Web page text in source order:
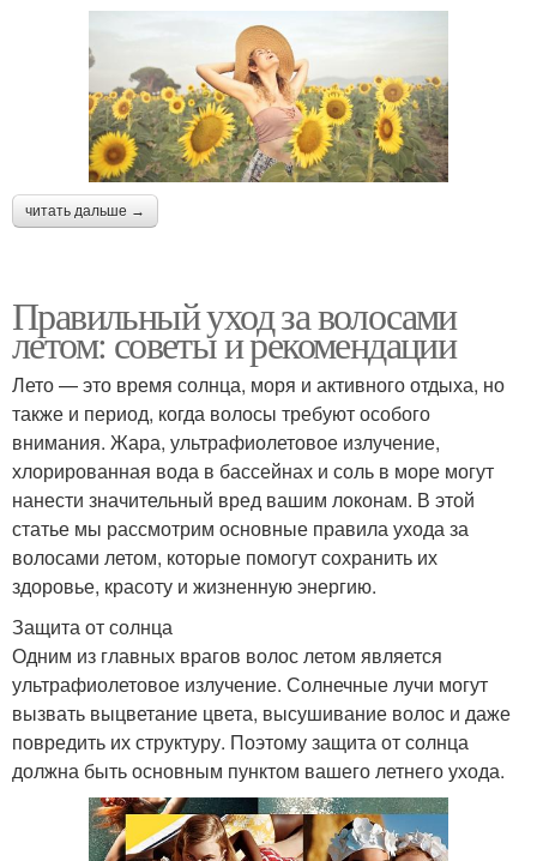
читать дальше →
Правильный уход за волосами
летом: советы и рекомендации
Лето — это время солнца, моря и активного отдыха, но
также и период, когда волосы требуют особого
внимания. Жара, ультрафиолетовое излучение,
хлорированная вода в бассейнах и соль в море могут
нанести значительный вред вашим локонам. В этой
статье мы рассмотрим основные правила ухода за
волосами летом, которые помогут сохранить их
здоровье, красоту и жизненную энергию.
Защита от солнца
Одним из главных врагов волос летом является
ультрафиолетовое излучение. Солнечные лучи могут
вызвать выцветание цвета, высушивание волос и даже
повредить их структуру. Поэтому защита от солнца
должна быть основным пунктом вашего летнего ухода.